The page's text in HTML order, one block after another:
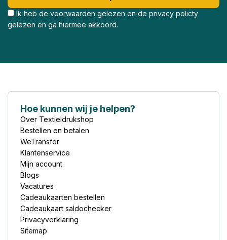
Ik heb de voorwaarden gelezen en de privacy policty
gelezen en ga hiermee akkoord.
Hoe kunnen wij je helpen?
Over Textieldrukshop
Bestellen en betalen
WeTransfer
Klantenservice
Mijn account
Blogs
Vacatures
Cadeaukaarten bestellen
Cadeaukaart saldochecker
Privacyverklaring
Sitemap